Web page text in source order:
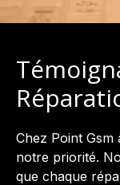
Chez Point Gsm
notre priorité.
que chaque